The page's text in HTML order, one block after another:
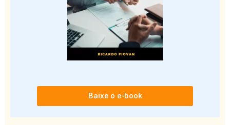
Baixe o e-book